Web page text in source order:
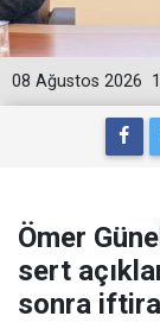
08 Ağustos 2026
Ömer
sert
sonra